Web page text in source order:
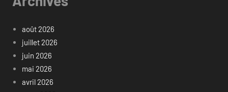
août 2026
juillet 2026
juin 2026
mai 2026
avril 2026